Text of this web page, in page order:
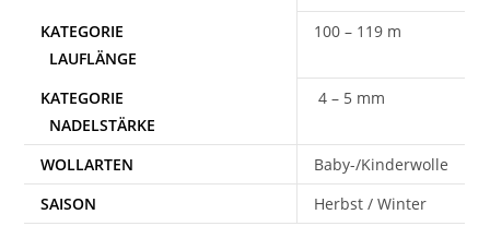
100 – 119 m
4 – 5 mm
WOLLARTEN
Baby-/Kinderwolle
SAISON
Herbst / Winter